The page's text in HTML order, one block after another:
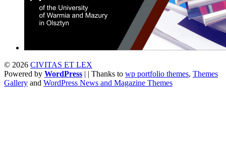
© 2026 CIVITAS ET LEX
Powered by WordPress | | Thanks to wp portfolio themes, Themes
Gallery and WordPress News and Magazine Themes